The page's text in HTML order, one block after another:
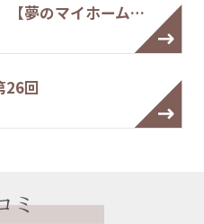
夢のマイホーム…
回
ミ